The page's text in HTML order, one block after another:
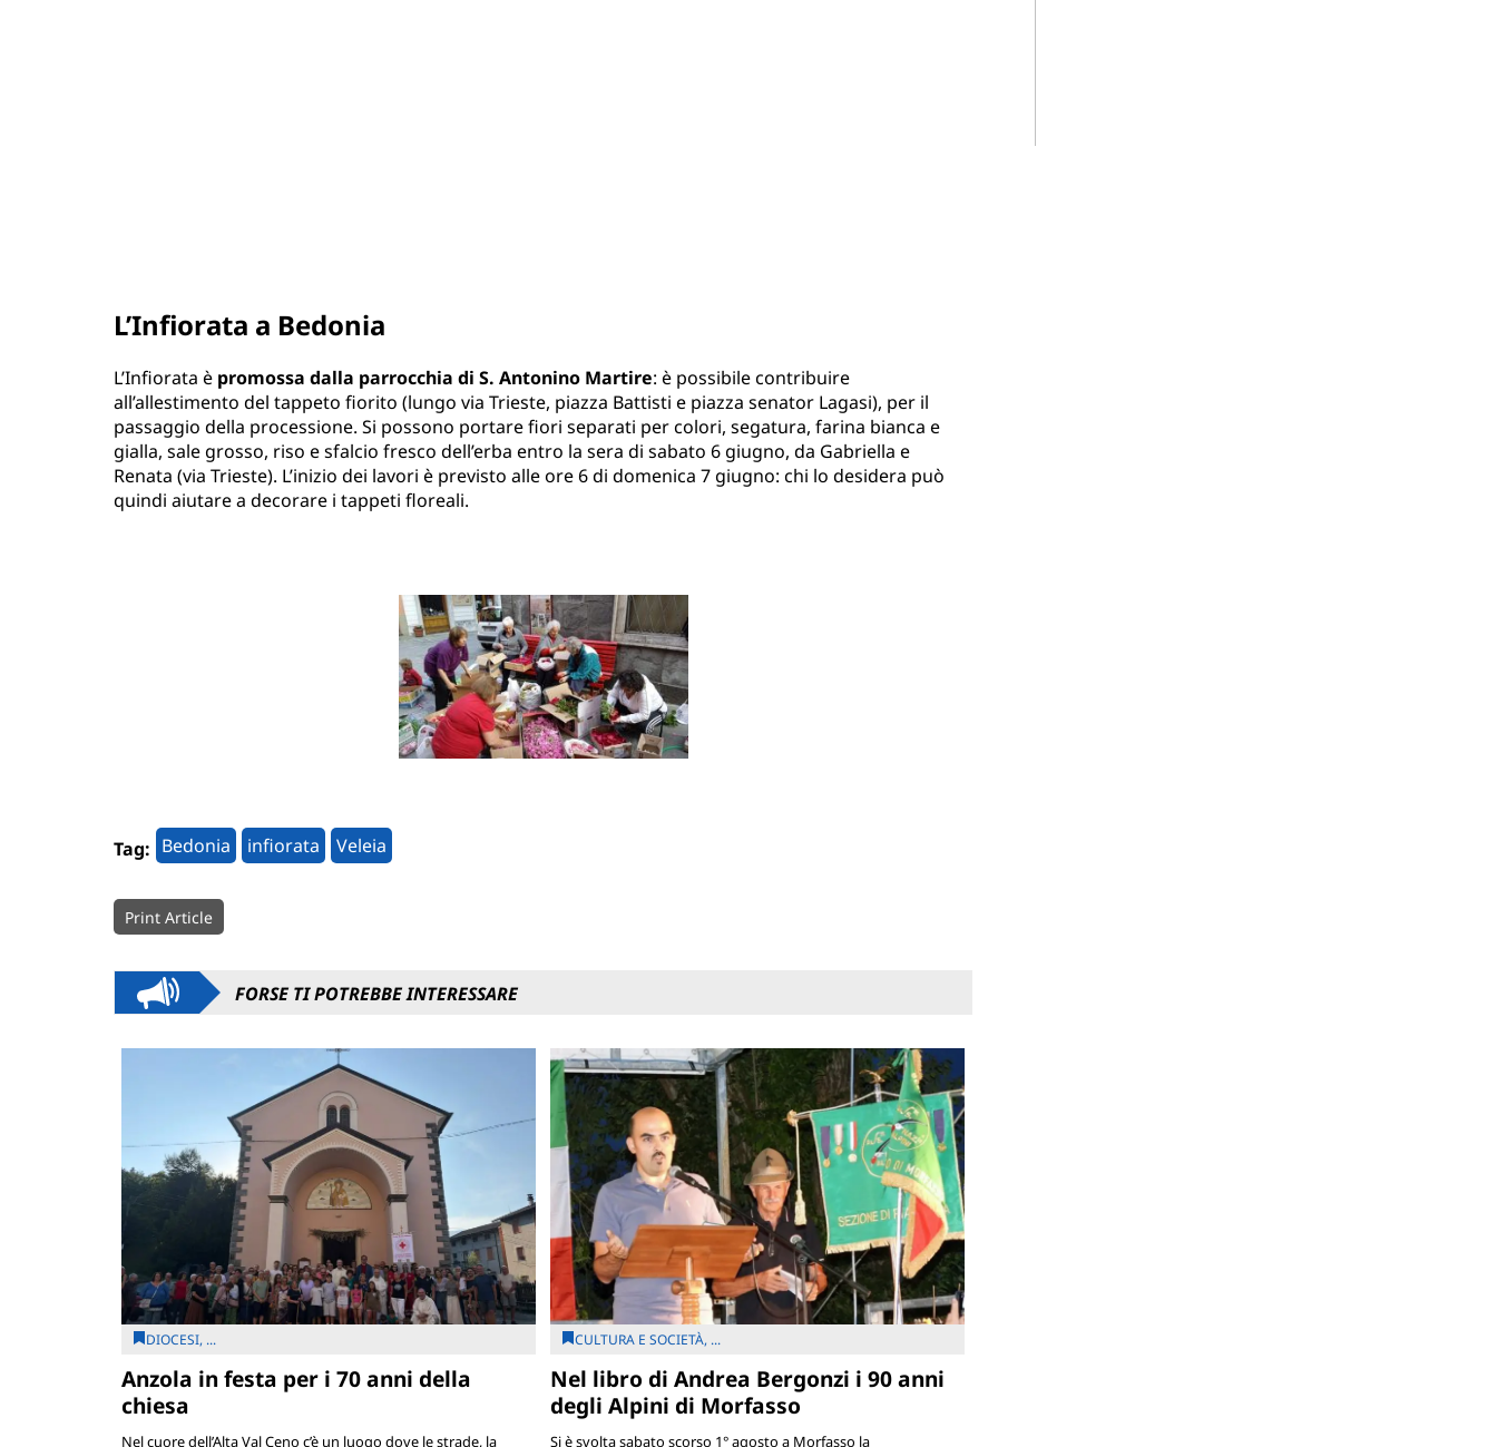
L’Infiorata a Bedonia
L’Infiorata è promossa dalla parrocchia di S. Antonino Martire: è possibile contribuire
all’allestimento del tappeto fiorito (lungo via Trieste, piazza Battisti e piazza senator Lagasi), per il
passaggio della processione. Si possono portare fiori separati per colori, segatura, farina bianca e
gialla, sale grosso, riso e sfalcio fresco dell’erba entro la sera di sabato 6 giugno, da Gabriella e
Renata (via Trieste). L’inizio dei lavori è previsto alle ore 6 di domenica 7 giugno: chi lo desidera può
quindi aiutare a decorare i tappeti floreali.
Tag: Bedonia infiorata Veleia
Print Article
FORSE TI POTREBBE INTERESSARE
DIOCESI, ...
Anzola in festa per i 70 anni della
chiesa
Nel cuore dell’Alta Val Ceno c’è un luogo dove le strade, la
CULTURA E SOCIETÀ, ...
Nel libro di Andrea Bergonzi i 90 anni
degli Alpini di Morfasso
Si è svolta sabato scorso 1° agosto a Morfasso la